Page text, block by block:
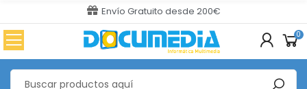
Envío Gratuito desde 200€
0